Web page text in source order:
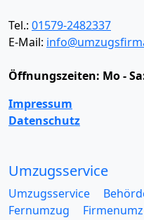
Tel.: 01579-2482337
E-Mail:
Öffnungszeiten: Mo -
Impressum
Datenschutz
Umzugsservice
Umzugsservice
Fernumzug